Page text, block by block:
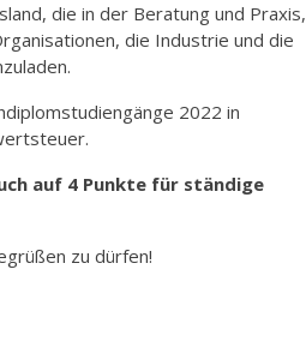
die in der Beratung und Praxis,
die Industrie und die
2022 in
auf 4 Punkte für ständige
zu dürfen!